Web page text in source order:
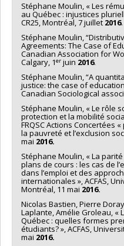
Stéphane Moulin, « Les
au Québec : injustices
CR25, Montréal, 7 juillet 2016.
Stéphane Moulin,
Agreements: The Case of
Canadian Association for
Calgary, 1er juin 2016.
Stéphane Moulin, “A
justice: the case of
Canadian Sociological
Stéphane Moulin, « Le rôle
protection et la mobilité
FRQSC Actions Concertées
la pauvreté et l’exclusion
mai 2016.
Stéphane Moulin, « La
plans de cours : les cas de
dans l’emploi et des
internationales », ACFAS,
Montréal, 11 mai 2016.
Nicolas Bastien, Pierre
Laplante, Amélie Groleau, «
Québec : quelles formes
étudiants? », ACFAS,
mai 2016.